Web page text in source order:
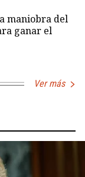
maniobra del
ganar el
Ver más